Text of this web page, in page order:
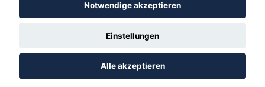
Notwendige akzeptieren
Einstellungen
Alle akzeptieren